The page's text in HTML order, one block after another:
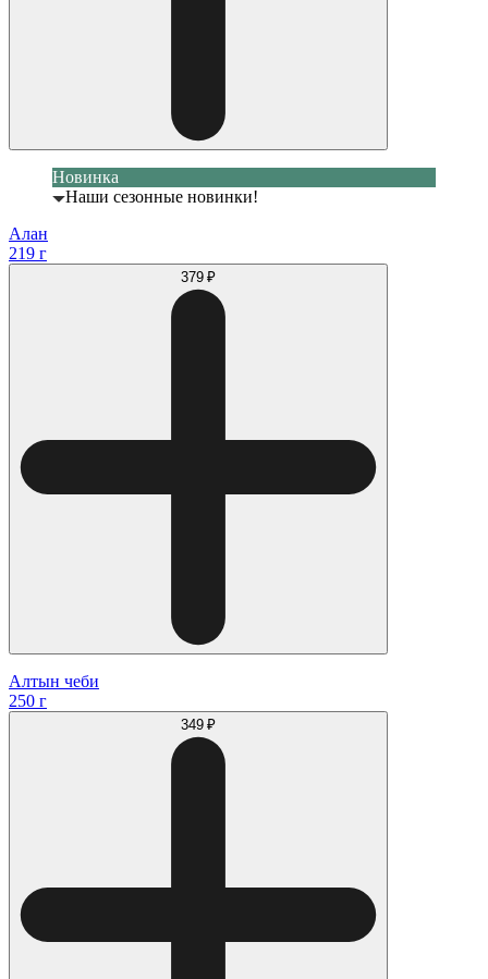
Новинка
Наши сезонные новинки!
Алан
219 г
379 ₽
Алтын чеби
250 г
349 ₽